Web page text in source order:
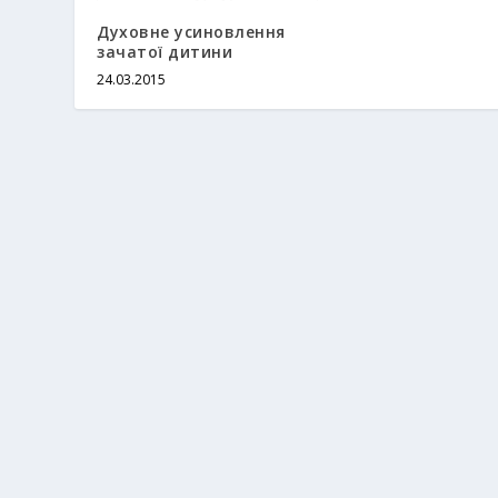
Духовне усиновлення
зачатої дитини
24.03.2015